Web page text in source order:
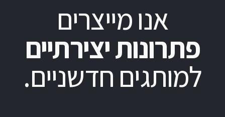
אנו מייצרים
פתרונות יצירתיים
למותגים חדשניים.